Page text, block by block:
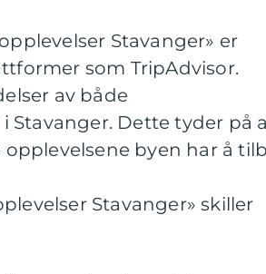
Stavanger» er
som TripAdvisor.
av både
Stavanger. Dette tyder på
byen har å
Stavanger» skiller